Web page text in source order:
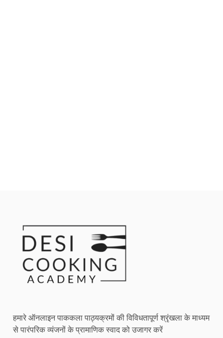
हमारे ऑनलाइन पाककला पाठ्यक्रमों की विविधतापूर्ण श्रृंखला के माध्यम
से पारंपरिक व्यंजनों के प्रामाणिक स्वाद को उजागर करें